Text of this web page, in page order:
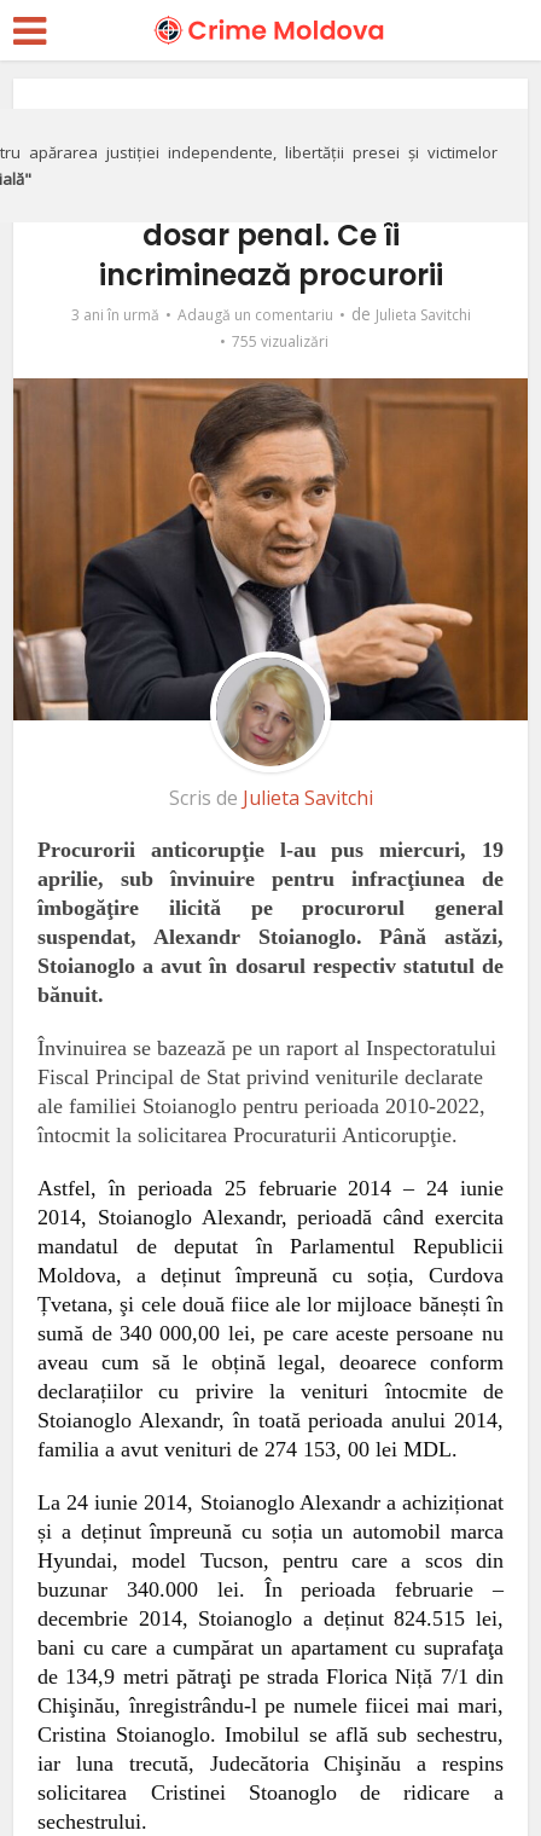
apărarea justiției independente, libertății presei și victimelor
Alexandr Stoianoglo,
dosar penal. Ce îi
incriminează procurorii
3 ani în urmă Adaugă un comentariu de Julieta Savitchi
755 vizualizări
Scris de Julieta Savitchi
Procurorii anticorupţie l-au pus miercuri, 19
aprilie, sub învinuire pentru infracţiunea de
îmbogăţire ilicită pe procurorul general
suspendat, Alexandr Stoianoglo. Până astăzi,
Stoianoglo a avut în dosarul respectiv statutul de
bănuit.
Învinuirea se bazează pe un raport al Inspectoratului
Fiscal Principal de Stat privind veniturile declarate
ale familiei Stoianoglo pentru perioada 2010-2022,
întocmit la solicitarea Procuraturii Anticorupţie.
Astfel, în perioada 25 februarie 2014 – 24 iunie
2014, Stoianoglo Alexandr,perioadăcând exercita
mandatul de deputat în Parlamentul Republicii
Moldova, a deținut împreună cu soția, Curdova
Țvetana,şi cele două fiice ale lormijloace bănești în
sumă de 340 000,00 lei, pe care aceste persoane nu
aveau cum să le obțină legal, deoarece conform
declarațiilor cu privire la venituri întocmite de
Stoianoglo Alexandr, în toată perioada anului 2014,
familia a avut venituri de274 153, 00 lei MDL.
La 24 iunie 2014, Stoianoglo Alexandr a achiziționat
și a deținut împreună cu soția un automobil marca
Hyundai, model Tucson, pentru care a scos din
buzunar 340.000 lei. În perioada februarie –
decembrie 2014, Stoianogloa deținut824.515 lei,
bani cu care a cumpărat un apartament cu suprafaţa
de 134,9 metri pătraţi pe strada Florica Niță 7/1 din
Chişinău, înregistrându-l pe numele fiicei mai mari,
Cristina Stoianoglo. Imobilul se află sub sechestru,
iar luna trecută, Judecătoria Chişinău a respins
solicitarea Cristinei Stoanoglo de ridicare a
sechestrului.